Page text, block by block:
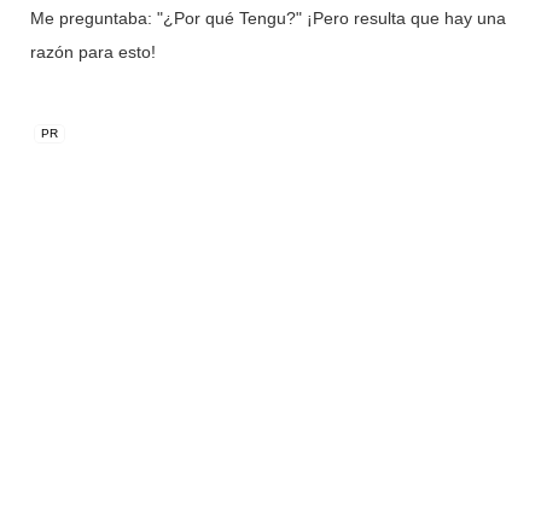
Me preguntaba: "¿Por qué Tengu?" ¡Pero resulta que hay una
razón para esto!